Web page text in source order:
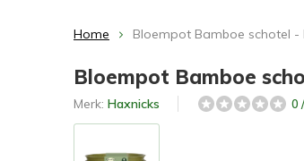
Home Bloempot Bamboe schotel -
Bloempot Bamboe
Merk: Haxnicks 0